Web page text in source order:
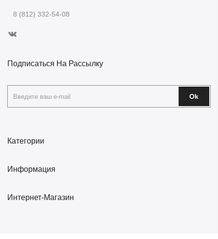
8 (812) 332-54-08
Категории
Информация
Интернет-Магазин
Подписаться На Рассылку
Ok